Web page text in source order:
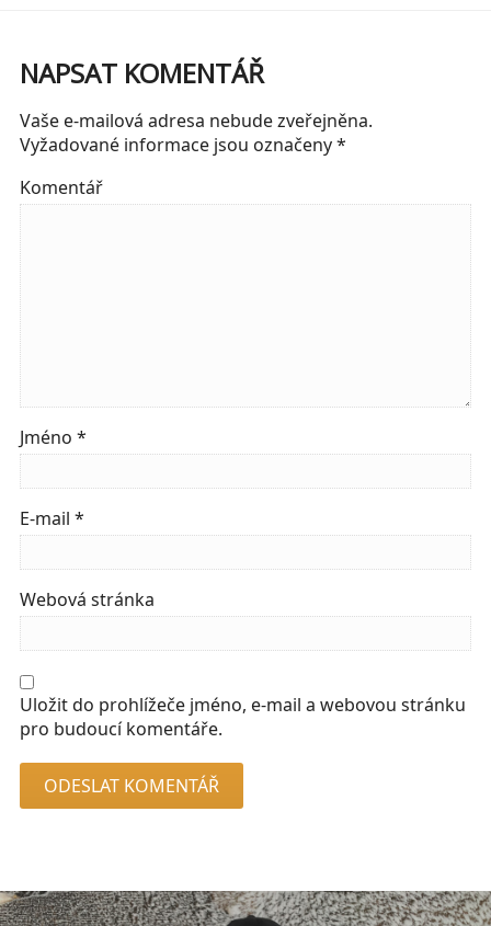
NAPSAT KOMENTÁŘ
Vaše e-mailová adresa nebude zveřejněna.
Vyžadované informace jsou označeny*
Komentář
Jméno *
E-mail *
Webová stránka
Uložit do prohlížeče jméno, e-mail a webovou stránku
pro budoucí komentáře.